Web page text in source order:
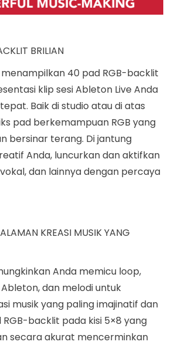
BRILIAN
menampilkan 40 pad RGB-backlit
klip sesi Ableton Live Anda
Baik di studio atau di atas
pad berkemampuan RGB yang
bersinar terang. Di jantung
Anda, luncurkan dan aktifkan
dan lainnya dengan percaya
KREASI MUSIK YANG
Anda memicu loop,
dan melodi untuk
musik yang paling imajinatif dan
backlit pada kisi 5×8 yang
secara akurat mencerminkan